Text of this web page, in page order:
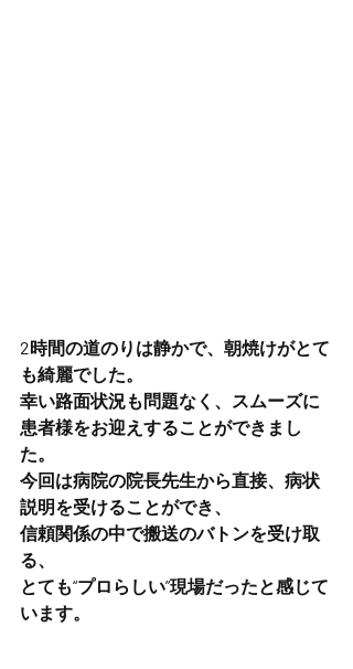
2時間の道のりは静かで、朝焼けがとて
も綺麗でした。
幸い路面状況も問題なく、スムーズに
患者様をお迎えすることができまし
た。
今回は病院の院長先生から直接、病状
説明を受けることができ、
信頼関係の中で搬送のバトンを受け取
る、
とても“プロらしい”現場だったと感じて
います。